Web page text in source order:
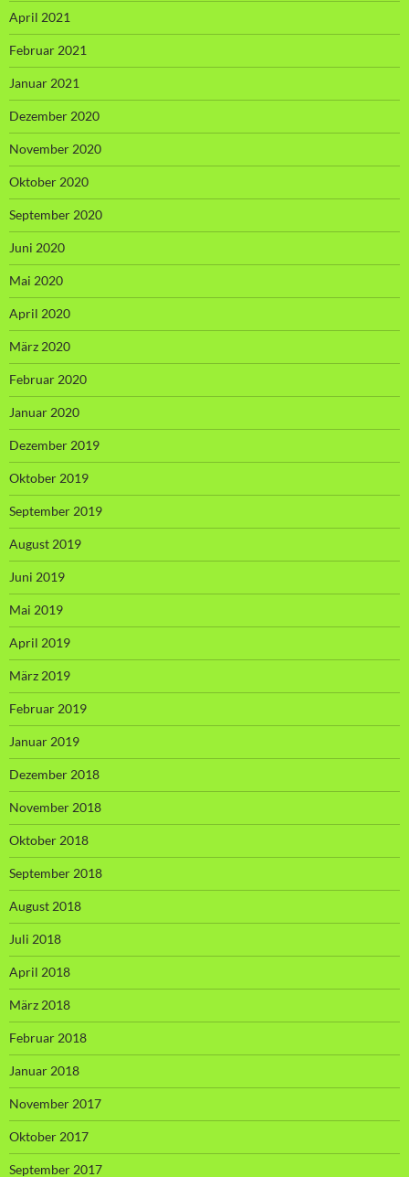
April 2021
Februar 2021
Januar 2021
Dezember 2020
November 2020
Oktober 2020
September 2020
Juni 2020
Mai 2020
April 2020
März 2020
Februar 2020
Januar 2020
Dezember 2019
Oktober 2019
September 2019
August 2019
Juni 2019
Mai 2019
April 2019
März 2019
Februar 2019
Januar 2019
Dezember 2018
November 2018
Oktober 2018
September 2018
August 2018
Juli 2018
April 2018
März 2018
Februar 2018
Januar 2018
November 2017
Oktober 2017
September 2017